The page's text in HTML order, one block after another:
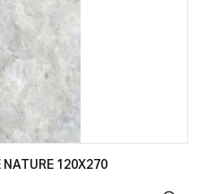
NATURE 120X270